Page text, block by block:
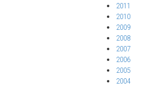
2011
2010
2009
2008
2007
2006
2005
2004